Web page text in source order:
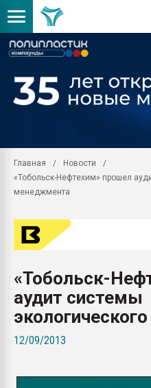
Главная
Новости
«Тобольск-Нефтехим» прошел
менеджмента
«Тобольск-
аудит системы
12/09/2013